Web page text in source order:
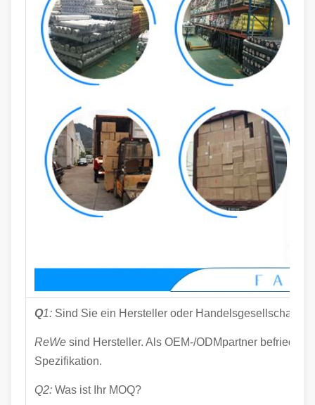
Q1: Sind Sie ein Hersteller oder Handelsgesellschaft?
ReWe sind Hersteller. Als OEM-/ODMpartner
Spezifikation.
Q2: Was ist Ihr MOQ?